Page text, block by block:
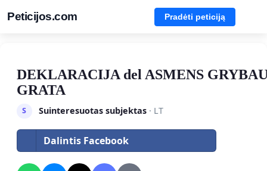
Peticijos.com Pradėti peticiją
DEKLARACIJA del ASMENS
GRATA
S Suinteresuotas subjektas· LT
Dalintis Facebook